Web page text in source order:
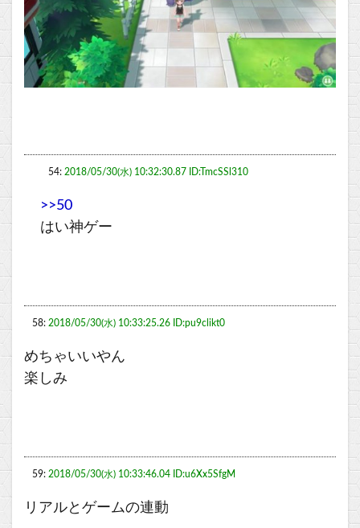
54: 2018/05/30(水) 10:32:30.87 ID:TmcSSl310
>>50
はい神ゲー
58: 2018/05/30(水) 10:33:25.26 ID:pu9clikt0
めちゃいいやん
楽しみ
59: 2018/05/30(水) 10:33:46.04 ID:u6Xx5SfgM
リアルとゲームの連動